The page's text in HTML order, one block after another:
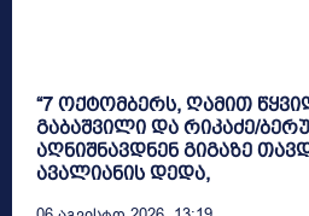
“7 ოქტომბერს, ღამით
გაბაშვილი და რიკაძე/
აღნიშნავდნენ გიგაზე
ავალიანის დედა,